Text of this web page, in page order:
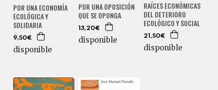
POR UNA ECONOMÍA
ECOLÓGICA Y
SOLIDARIA
9,50€
disponible
POR UNA OPOSICIÓN
QUE SE OPONGA
13,20€
disponible
RAÍCES ECONÓMICAS
DEL DETERIORO
ECOLÓGICO Y SOCIAL
21,50€
disponible